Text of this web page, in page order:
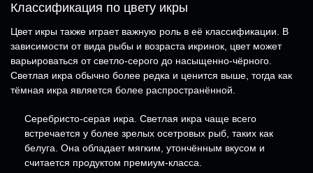
Классификация по цвету икры
Цвет икры также играет важную роль в её классификации. В
зависимости от вида рыбы и возраста икринок, цвет может
варьироваться от светло-серого до насыщенно-чёрного.
Светлая икра обычно более редка и ценится выше, тогда как
тёмная икра является более распространённой.
Серебристо-серая икра. Светлая икра чаще всего
встречается у более зрелых осетровых рыб, таких как
белуга. Она обладает мягким, утончённым вкусом и
считается продуктом премиум-класса.